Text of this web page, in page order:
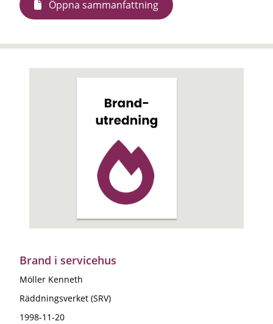
Öppna sammanfattning
Brand i servicehus
Möller Kenneth
Räddningsverket (SRV)
1998-11-20